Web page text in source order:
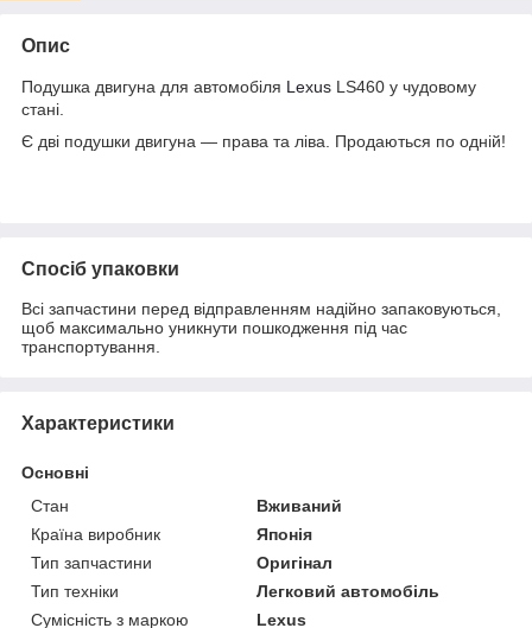
Опис
Подушка двигуна для автомобіля Lexus LS460 у чудовому
стані.
Є дві подушки двигуна — права та ліва. Продаються по одній!
Спосіб упаковки
Всі запчастини перед відправленням надійно запаковуються,
щоб максимально уникнути пошкодження під час
транспортування.
Характеристики
Основні
Стан
Вживаний
Країна виробник
Японія
Тип запчастини
Оригінал
Тип техніки
Легковий автомобіль
Сумісність з маркою
Lexus